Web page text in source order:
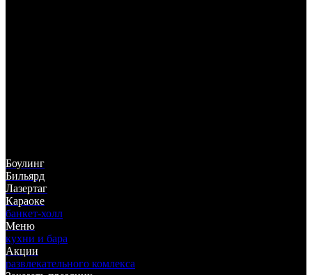
Боулинг
Бильярд
Лазертаг
Караоке
банкет-холл
Меню
кухни и бара
Акции
развлекательного комлекса